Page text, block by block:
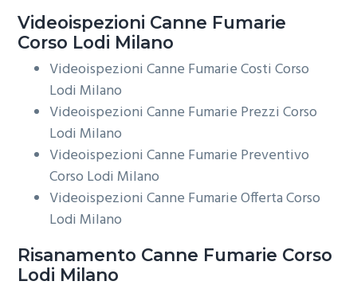
Videoispezioni Canne Fumarie
Corso Lodi Milano
Videoispezioni Canne Fumarie Costi Corso
Lodi Milano
Videoispezioni Canne Fumarie Prezzi Corso
Lodi Milano
Videoispezioni Canne Fumarie Preventivo
Corso Lodi Milano
Videoispezioni Canne Fumarie Offerta Corso
Lodi Milano
Risanamento Canne Fumarie Corso
Lodi Milano